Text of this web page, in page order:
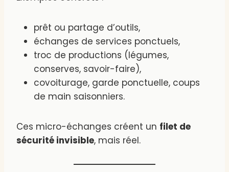
prêt ou partage d’outils,
échanges de services ponctuels,
troc de productions (légumes,
conserves, savoir-faire),
covoiturage, garde ponctuelle, coups
de main saisonniers.
Ces micro-échanges créent un filet de
sécurité invisible, mais réel.